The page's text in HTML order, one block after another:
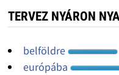
TERVEZ NYÁRON
belföldre
európába